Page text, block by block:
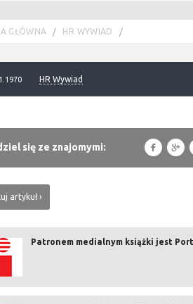
GŁÓWNA HR WYWIAD
HR Wywiad
się ze znajomymi: f g
artykuł
Patronem medialnym książki jest